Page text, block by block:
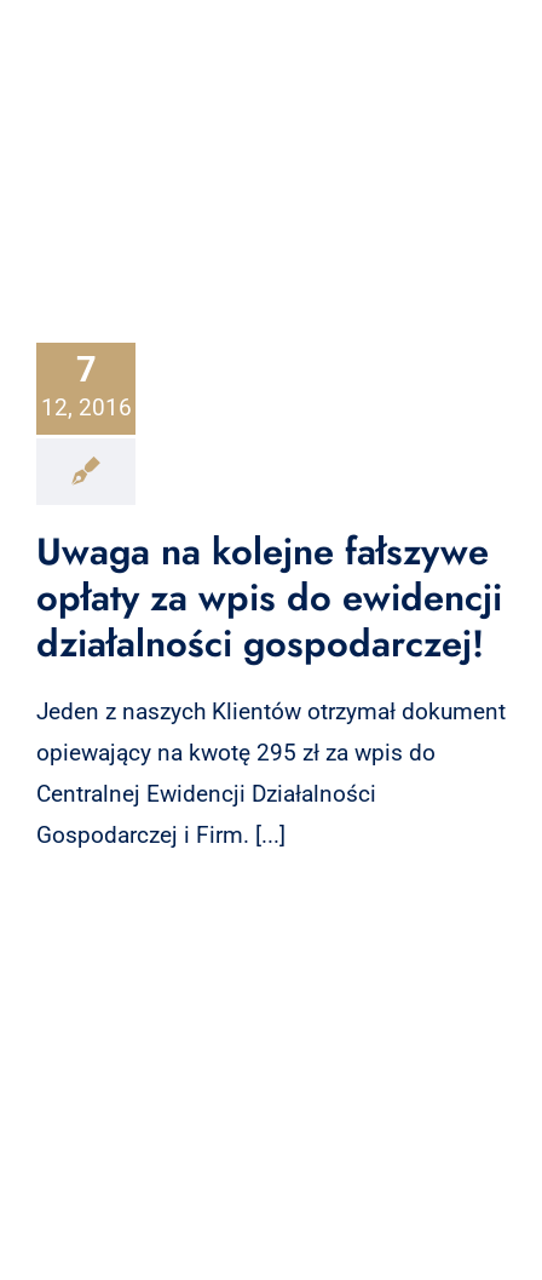
7
12, 2016
Uwaga na kolejne fałszywe
opłaty za wpis do ewidencji
działalności gospodarczej!
Jeden z naszych Klientów otrzymał dokument
opiewający na kwotę 295 zł za wpis do
Centralnej Ewidencji Działalności
Gospodarczej i Firm. [...]